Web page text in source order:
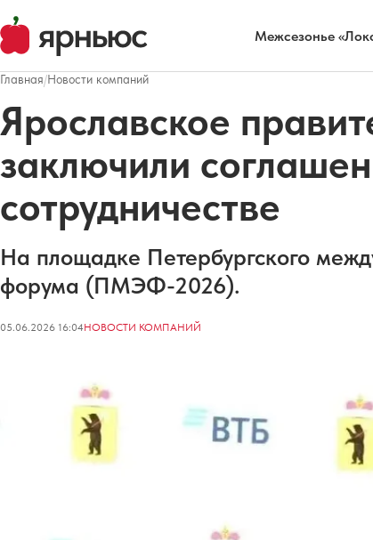
Межсезонье
Главная/Новости компаний
Ярославское
заключили
сотрудничестве
На площадке Петербургского
форума (ПМЭФ-2026).
05.06.2026 16:04НОВОСТИ КОМПАНИЙ